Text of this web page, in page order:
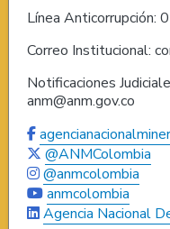
Línea
Correo Institucional:
Notificaciones
anm@anm.gov.co
@ANMColombia
@anmcolombia
anmcolombia
Agencia Nacional